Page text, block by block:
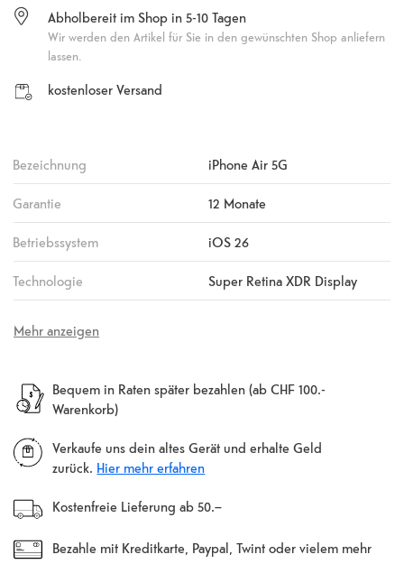
Abholbereit im Shop in 5-10 Tagen
Wir werden den Artikel für Sie in den gewünschten Shop anliefern
lassen.
kostenloser Versand
Bezeichnung iPhone Air 5G
Garantie 12 Monate
Betriebssystem iOS 26
Technologie Super Retina XDR Display
Mehr anzeigen
Bequem in Raten später bezahlen (ab CHF 100.-
Warenkorb)
Verkaufe uns dein altes Gerät und erhalte Geld
zurück. Hier mehr erfahren
Kostenfreie Lieferung ab 50.–
Bezahle mit Kreditkarte, Paypal, Twint oder vielem mehr